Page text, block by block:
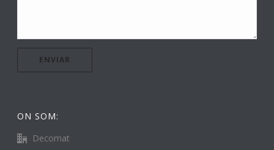
ON SOM:
Decomat